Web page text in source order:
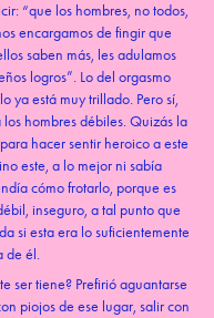
“que los hombres, no todos,
encargamos de fingir que
saben más, les adulamos
logros”. Lo del orgasmo
ya está muy trillado. Pero sí,
hombres débiles. Quizás la
hacer sentir heroico a este
este, a lo mejor ni sabía
cómo frotarlo, porque es
inseguro, a tal punto que
si esta era lo suficientemente
de él.
ser tiene? Prefirió aguantarse
piojos de ese lugar, salir con